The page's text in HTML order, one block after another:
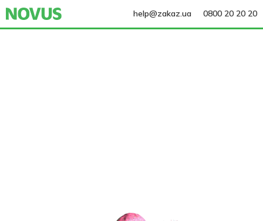
help@zakaz.ua 0800 20 20 20